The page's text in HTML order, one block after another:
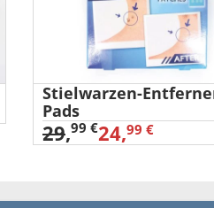
Stielwarzen-
Pads
29,99 €24,99 €